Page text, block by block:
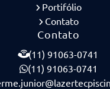
Portifólio
Contato
Contato
(11) 91063-0741
(11) 91063-0741